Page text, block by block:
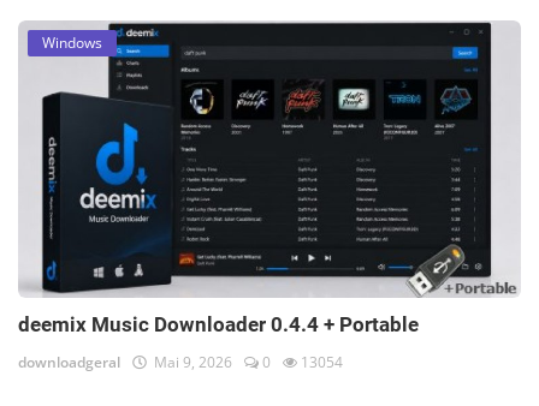
Windows
deemix Music Downloader 0.4.4 + Portable
downloadgeral Mai 9, 2026 0 13054